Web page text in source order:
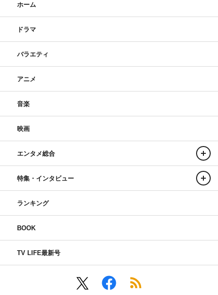
ホーム
ドラマ
バラエティ
アニメ
音楽
映画
エンタメ総合
特集・インタビュー
ランキング
BOOK
TV LIFE最新号